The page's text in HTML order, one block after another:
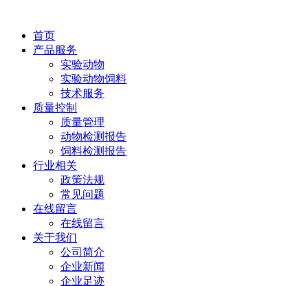
首页
产品服务
实验动物
实验动物饲料
技术服务
质量控制
质量管理
动物检测报告
饲料检测报告
行业相关
政策法规
常见问题
在线留言
在线留言
关于我们
公司简介
企业新闻
企业足迹